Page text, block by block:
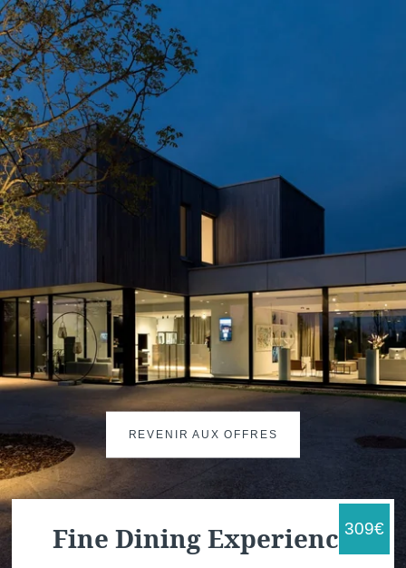
REVENIR AUX OFFRES
Fine Dining Experience309€
Que recherchez-vous ?
Choisissez votre hôtel :
Martin's
Rentmeesterij
Bilzen, 4*
Martin's Relais
Bruges, 4*